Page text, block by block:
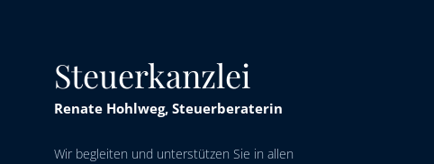
Steuerkanzlei
Renate Hohlweg, Steuerberaterin
Wir begleiten und unterstützen Sie in allen